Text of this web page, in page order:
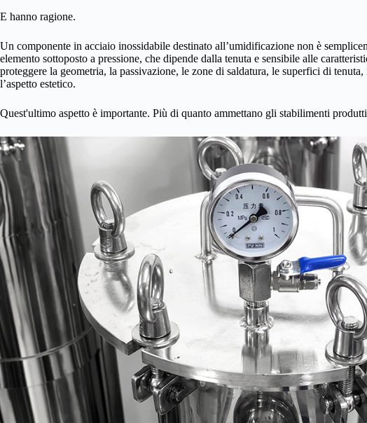
E hanno ragione.
Un componente in acciaio inossidabile destinato all’umidificazione non è
elemento sottoposto a pressione, che dipende dalla tenuta e sensibile alle
proteggere la geometria, la passivazione, le zone di saldatura, le superfici di
l’aspetto estetico.
Quest'ultimo aspetto è importante. Più di quanto ammettano gli stabilimenti